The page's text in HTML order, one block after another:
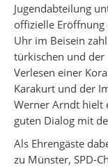
Jugendabteilung
offizielle Eröffnung
Uhr im Beisein
türkischen und
Verlesen einer
Karakurt und der
Werner Arndt hielt
guten Dialog mit
Als Ehrengäste
zu Münster, SPD-